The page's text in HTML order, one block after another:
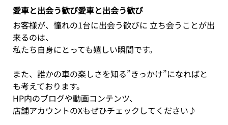
愛車と出会う歓び愛車と出会う歓び
お客様が、憧れの1台に出会う歓びに 立ち会うことが出
来るのは、
私たち自身にとっても嬉しい瞬間です。
また、誰かの車の楽しさを知る”きっかけ”になればと
も考えております。
HP内のブログや動画コンテンツ、
店舗アカウントのXもぜひチェックしてください♪